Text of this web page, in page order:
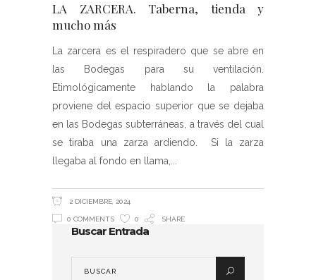
LA ZARCERA. Taberna, tienda y
mucho más
La zarcera es el respiradero que se abre en
las Bodegas para su ventilación.
Etimológicamente hablando la palabra
proviene del espacio superior que se dejaba
en las Bodegas subterráneas, a través del cual
se tiraba una zarza ardiendo. Si la zarza
llegaba al fondo en llama,
2 DICIEMBRE, 2024
0 COMMENTS 0 SHARE
Buscar Entrada